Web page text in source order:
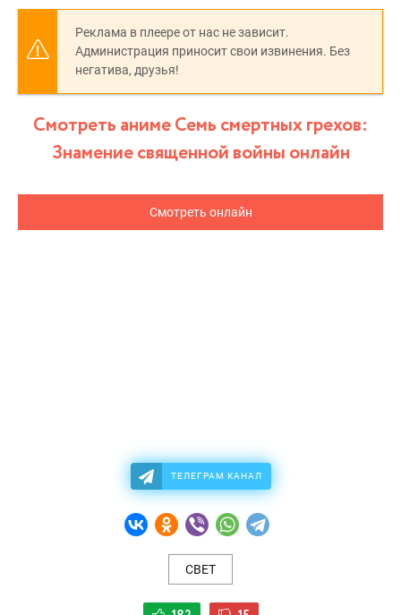
Реклама в плеере от нас не зависит.
Администрация приносит свои извинения. Без
негатива, друзья!
Смотреть аниме Семь смертных грехов:
Знамение священной войны онлайн
Смотреть онлайн
ТЕЛЕГРАМ КАНАЛ
СВЕТ